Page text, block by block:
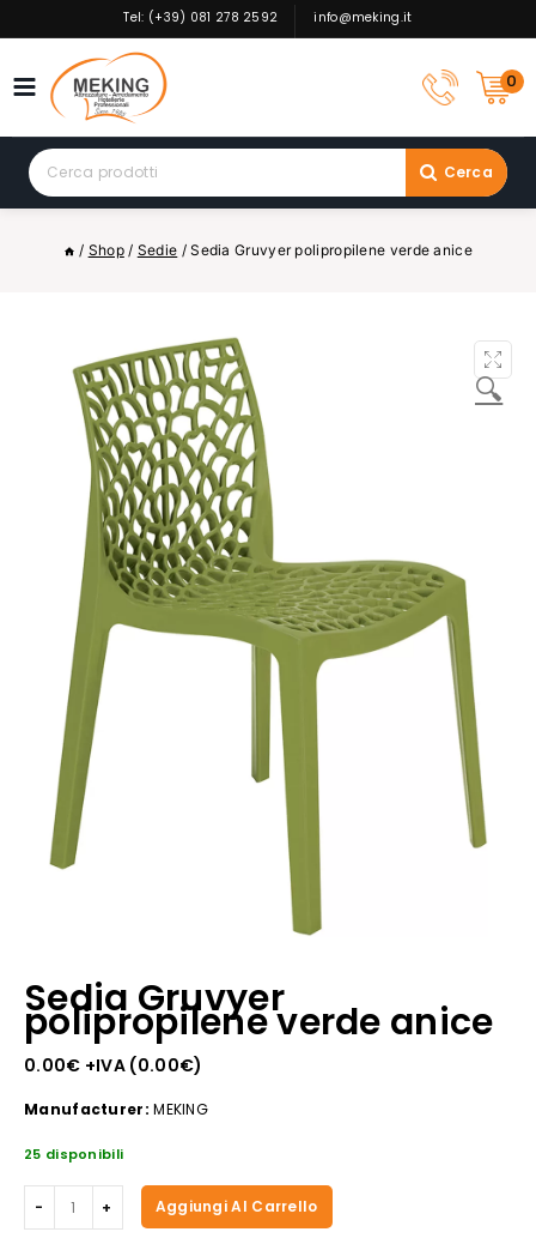
to
Tel: (+39) 081 278 2592 info@meking.it
0
Search
for:
Cerca
/ Shop / Sedie / Sedia Gruvyer polipropilene verde anice
🔍
Sedia Gruvyer
polipropilene verde anice
0.00€ +IVA (0.00€)
Manufacturer: MEKING
25 disponibili
Sedia
Gruvyer
Aggiungi Al Carrello